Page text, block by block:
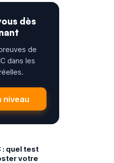
dès
de
dans les
niveau
: quel test
votre